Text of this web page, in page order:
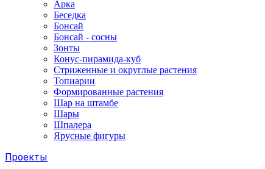
Арка
Беседка
Бонсай
Бонсай - сосны
Зонты
Конус-пирамида-куб
Стриженные и округлые растения
Топиарии
Формированные растения
Шар на штамбе
Шары
Шпалера
Ярусные фигуры
Проекты